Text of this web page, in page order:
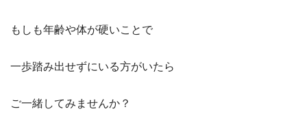
もしも年齢や体が硬いことで
一歩踏み出せずにいる方がいたら
ご一緒してみませんか？